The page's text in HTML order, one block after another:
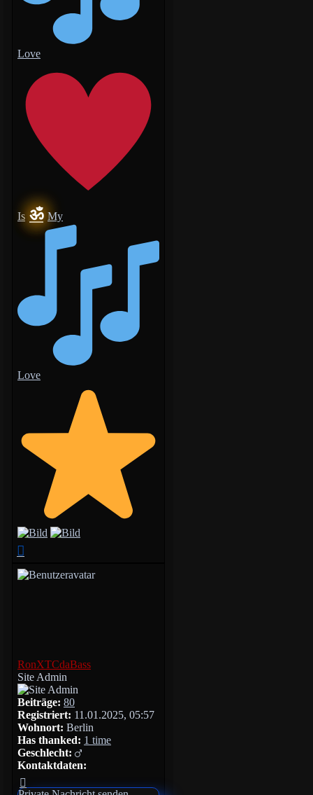
Love
Is ॐ My
Love
RonXTCdaBass
Site Admin
Beiträge: 80
Registriert: 11.01.2025, 05:57
Wohnort: Berlin
Has thanked: 1 time
Geschlecht:
Kontaktdaten:
Kontaktdaten
von